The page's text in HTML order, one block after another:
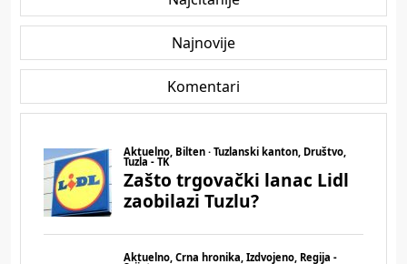
Najnovije
Komentari